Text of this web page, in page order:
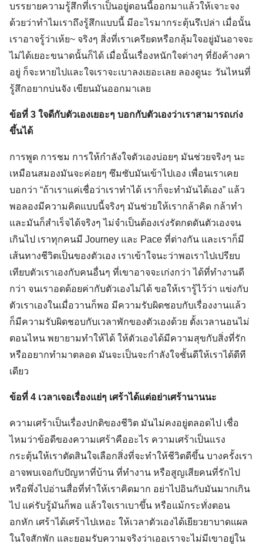
บรรยายความรู้สึกที่เราเป็นอยู่ตอนนี้ออกมาแล้วให้เจาะจง
ด้วยว่าทำไมเราถึงรู้สึกแบบนี้ มีอะไรมากระตุ้นรึเปล่า เมื่อนั้น
เราอาจรู้ว่าเห้ย~ จริงๆ สิ่งที่เราเครียดหรือกลุ้มใจอยู่มันอาจจะ
ไม่ได้เยอะขนาดนั้นก็ได้ เมื่อนั้นเรื่องหนักใจต่างๆ ที่ยังค้างคา
อยู่ ก็จะหายไปและใจเราจะเบาลงเยอะเลย ลองดูนะ วันไหนที่
รู้สึกอยากบ่นจัง เขียนมันออกมาเลย
ข้อที่ 3 ใจดีกับตัวเองเยอะๆ บอกกับตัวเองว่าเราสามารถเก่ง
ขึ้นได้
การพูด การชม การให้กำลังใจตัวเองบ่อยๆ มันช่วยจริงๆ นะ
เหมือนสมองมันจะค่อยๆ ซึมซับมันเข้าไปเอง เพื่อนเราเคย
บอกว่า “ถ้าเราแค่เชื่อว่าเราทำได้ เราก็จะทำมันได้เอง” แล้ว
พอลองมีความคิดแบบนี้จริงๆ มันช่วยให้เรากล้าคิด กล้าทำ
และมันก็สำเร็จได้จริงๆ ไม่จำเป็นต้องเร่งรัดกดดันตัวเองจน
เกินไป เราทุกคนมี Journey และ Pace ที่ต่างกัน และเราก็มี
เส้นทางชีวิตเป็นของตัวเอง เราเข้าใจนะว่าพอเราไปเปรียบ
เทียบตัวเราเองกับคนอื่นๆ ที่เขาอาจจะเก่งกว่า ได้ที่ทำงานดี
กว่า จนเราอดด้อยค่ากับตัวเองไม่ได้ ขอให้เรารู้ไว้ว่า แข่งกับ
ตัวเราเองในเมื่อวานก็พอ มีความรับผิดชอบกับเรื่องงานแล้ว
ก็มีความรับผิดชอบกับเวลาพักของตัวเองด้วย ตั้งเวลานอนไม่
ตอนไหน พยายามทำให้ได้ ให้ตัวเองได้มีความสุขกับสิ่งที่รัก
หรืออยากทำมาตลอด มันจะเป็นจะกำลังใจชั้นดีให้เราได้ดีที
เดียว
ข้อที่ 4 เวลาเจอเรื่องแย่ๆ เศร้าได้แต่อย่าเศร้านานนะ
ความเศร้าเป็นเรื่องปกติของชีวิต มันไม่คงอยู่ตลอดไป เชื่อ
ไหมว่าข้อดีของความเศร้าคืออะไร ความเศร้าเป็นแรง
กระตุ้นให้เราตัดสินใจเลือกสิ่งที่จะทำให้ชีวิตดีขึ้น บางครั้งเรา
อาจพบเจอกับปัญหาที่บ้าน ที่ทำงาน หรือสูญเสียคนที่รักไป
หรือพึ่งไปอ่านสื่อที่ทำให้เราคิดมาก อย่าไปอินกับมันมากเกิน
ไป แค่รับรู้มันก็พอ แล้วใจเราเบาขึ้น หรือแม้กระทั่งตอน
อกหัก เศร้าได้เศร้าไปเหอะ ให้เวลาตัวเองได้เยียวยาบาดแผล
ในใจสักพัก และยอมรับความจริงว่าเออเราจะไม่มีเขาอยู่ใน